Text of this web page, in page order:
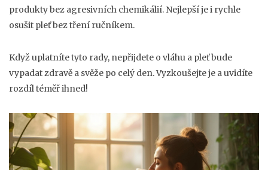
produkty bez agresivních chemikálií. Nejlepší je i rychle
osušit pleť bez tření ručníkem.
Když uplatníte tyto rady, nepřijdete o vláhu a pleť bude
vypadat zdravě a svěže po celý den. Vyzkoušejte je a uvidíte
rozdíl téměř ihned!